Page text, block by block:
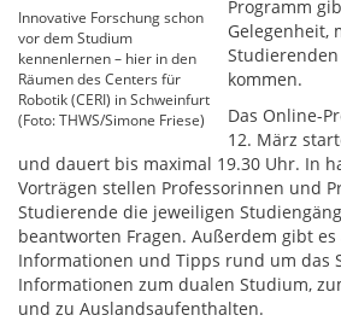
Innovative Forschung schon
vor dem Studium
kennenlernen – hier in den
Räumen des Centers für
Robotik (CERI) in Schweinfurt
(Foto: THWS/Simone Friese)
Programm
Gelegenheit,
kommen.
Das Online-
12. März
und dauert bis maximal 19.30 Uhr. In
Vorträgen stellen Professorinnen und
Studierende die jeweiligen
beantworten Fragen. Außerdem gibt
Informationen und Tipps rund um das
Informationen zum dualen Studium,
und zu Auslandsaufenthalten.